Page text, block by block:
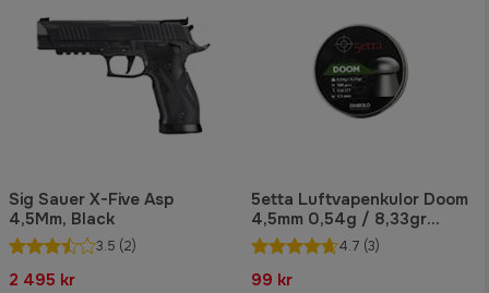
Sig Sauer X-Five Asp
4,5Mm, Black
3.5 (2)
2 495 kr
5etta Luftvapenkulor Doom
4,5mm 0,54g / 8,33gr
500pcs
4.7 (3)
99 kr